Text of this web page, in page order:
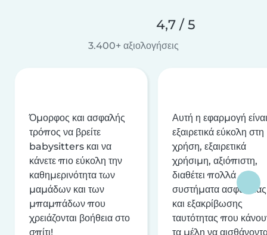
4,7 / 5
3.400+ αξιολογήσεις
Όμορφος και ασφαλής
τρόπος να βρείτε
babysitters και να
κάνετε πιο εύκολη την
καθημερινότητα των
μαμάδων και των
μπαμπάδων που
χρειάζονται βοήθεια στο
σπίτι!
Αυτή η εφαρμογή είναι
εξαιρετικά εύκολη στη
χρήση, εξαιρετικά
χρήσιμη, αξιόπιστη,
διαθέτει πολλά
συστήματα ασφαλείας
και εξακρίβωσης
ταυτότητας που
τα μέλη να